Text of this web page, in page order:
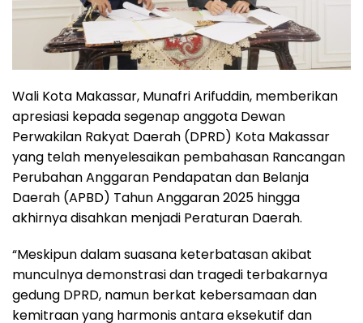
Wali Kota Makassar, Munafri Arifuddin, memberikan
apresiasi kepada segenap anggota Dewan
Perwakilan Rakyat Daerah (DPRD) Kota Makassar
yang telah menyelesaikan pembahasan Rancangan
Perubahan Anggaran Pendapatan dan Belanja
Daerah (APBD) Tahun Anggaran 2025 hingga
akhirnya disahkan menjadi Peraturan Daerah.
“Meskipun dalam suasana keterbatasan akibat
munculnya demonstrasi dan tragedi terbakarnya
gedung DPRD, namun berkat kebersamaan dan
kemitraan yang harmonis antara eksekutif dan